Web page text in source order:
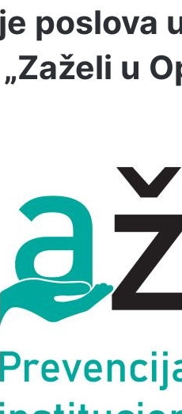
poslova
u